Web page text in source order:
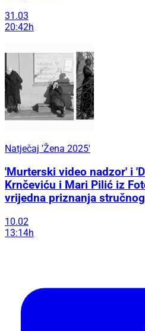
31.03
20:42h
Natječaj 'Žena 2025'
'Murterski video nadzor' i
Krnčeviću i Mari Pilić iz
vrijedna priznanja
10.02
13:14h